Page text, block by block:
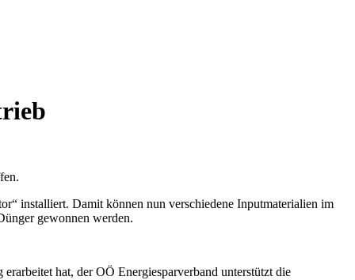
installiert. Damit können nun verschiedene Inputmaterialien im
gewonnen werden.
hat, der OÖ Energiesparverband unterstützt die